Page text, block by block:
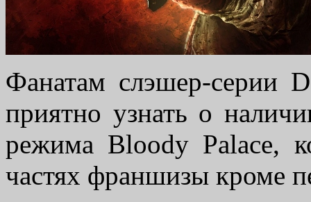
Фанатам слэшер-серии
приятно узнать о
режима Bloody Palace,
частях франшизы кроме